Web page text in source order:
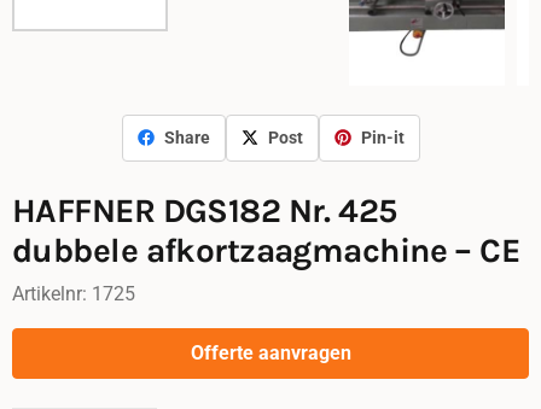
Share Post Pin-it
HAFFNER DGS182 Nr. 425
dubbele afkortzaagmachine – CE
Artikelnr: 1725
Offerte aanvragen